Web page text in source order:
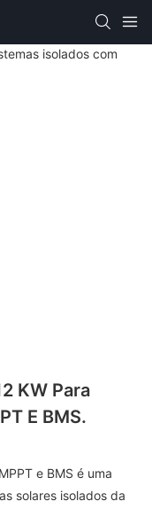
KW Para
E BMS.
e BMS é uma
solares isolados da